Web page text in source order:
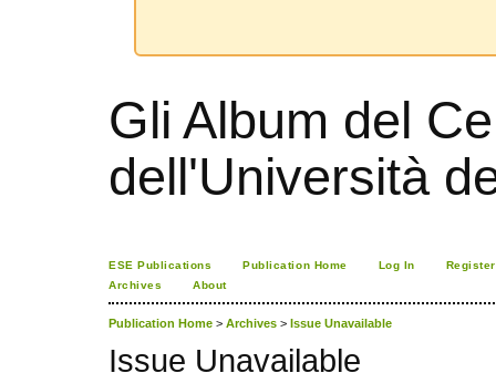
Gli Album del
dell'Università
ESE Publications Publication Home Log In
Register
Archives
About
Publication Home > Archives > Issue Unavailable
Issue Unavailable